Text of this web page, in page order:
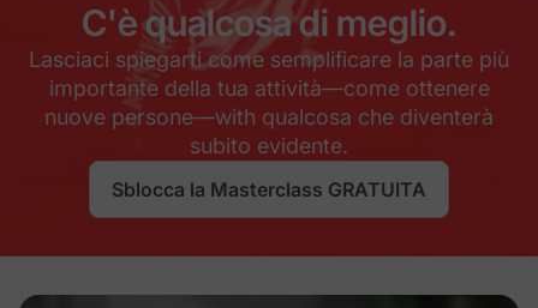
C'è qualcosa di meglio.
Lasciaci spiegarti come semplificare la parte più
importante della tua attività—come ottenere
nuove persone—with qualcosa che diventerà
subito evidente.
Sblocca la Masterclass GRATUITA